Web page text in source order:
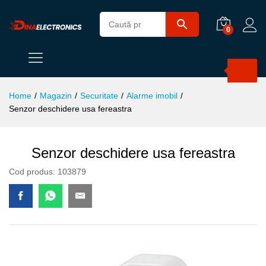
0
Home / Magazin / Securitate / Alarme imobil /
Senzor deschidere usa fereastra
Senzor deschidere usa fereastra
Cod produs: 103879